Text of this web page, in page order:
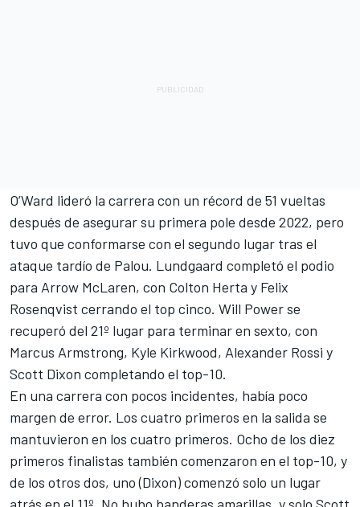
O’Ward lideró la carrera con un récord de 51 vueltas
después de asegurar su primera pole desde 2022, pero
tuvo que conformarse con el segundo lugar tras el
ataque tardío de Palou. Lundgaard completó el podio
para Arrow McLaren, con Colton Herta y Felix
Rosenqvist cerrando el top cinco. Will Powerse
recuperó del 21º lugar para terminar en sexto, con
Marcus Armstrong, Kyle Kirkwood, Alexander Rossi y
Scott Dixon completando el top-10.
En una carrera con pocos incidentes, había poco
margen de error. Los cuatro primeros en la salida se
mantuvieron en los cuatro primeros. Ocho de los diez
primeros finalistas también comenzaron en el top-10, y
de los otros dos, uno (Dixon) comenzó solo un lugar